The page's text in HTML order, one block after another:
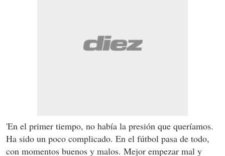
'En el primer tiempo, no había la presión que queríamos.
Ha sido un poco complicado. En el fútbol pasa de todo,
con momentos buenos y malos. Mejor empezar mal y